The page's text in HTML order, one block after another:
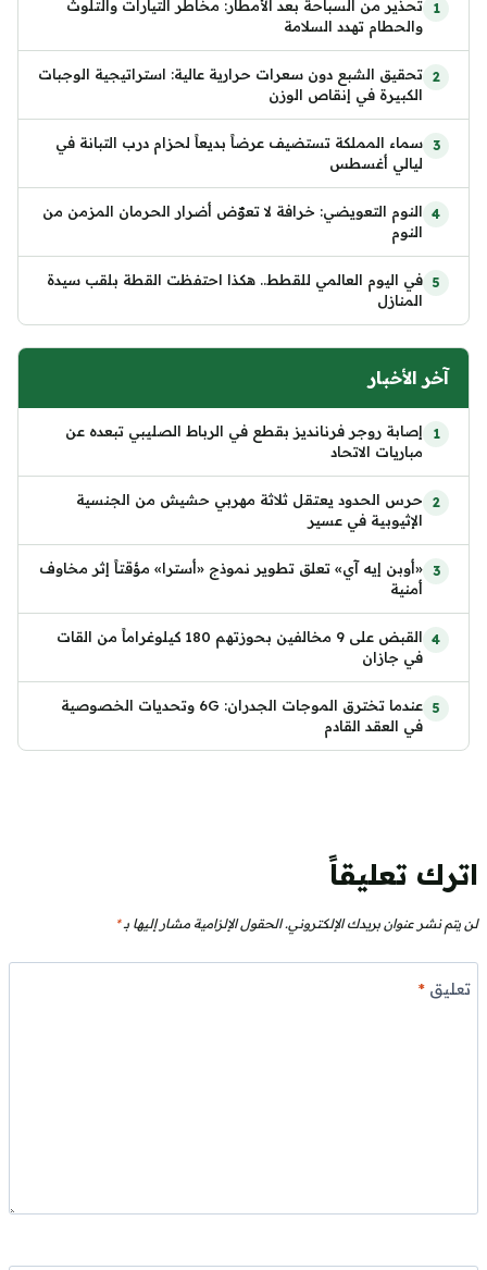
تحذير من السباحة بعد الأمطار: مخاطر التيارات والتلوث
والحطام تهدد السلامة
تحقيق الشبع دون سعرات حرارية عالية: استراتيجية الوجبات
الكبيرة في إنقاص الوزن
سماء المملكة تستضيف عرضاً بديعاً لحزام درب التبانة في
ليالي أغسطس
النوم التعويضي: خرافة لا تعوّض أضرار الحرمان المزمن من
النوم
في اليوم العالمي للقطط.. هكذا احتفظت القطة بلقب سيدة
المنازل
آخر الأخبار
إصابة روجر فرنانديز بقطع في الرباط الصليبي تبعده عن
مباريات الاتحاد
حرس الحدود يعتقل ثلاثة مهربي حشيش من الجنسية
الإثيوبية في عسير
«أوبن إيه آي» تعلق تطوير نموذج «أسترا» مؤقتاً إثر مخاوف
أمنية
القبض على 9 مخالفين بحوزتهم 180 كيلوغراماً من القات
في جازان
عندما تخترق الموجات الجدران: 6G وتحديات الخصوصية
في العقد القادم
اترك تعليقاً
لن يتم نشر عنوان بريدك الإلكتروني. الحقول الإلزامية مشار إليها بـ*
تعليق*